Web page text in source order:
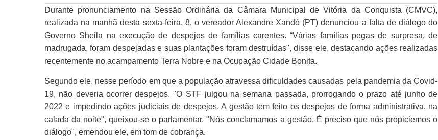
Durante pronunciamento na Sessão Ordinária da Câmara Municipal de Vitória da Conquista (CMVC),
realizada na manhã desta sexta-feira, 8, o vereador Alexandre Xandó (PT) denunciou a falta de diálogo do
Governo Sheila na execução de despejos de famílias carentes. “Várias famílias pegas de surpresa, de
madrugada, foram despejadas e suas plantações foram destruídas", disse ele, destacando ações realizadas
recentemente no acampamento Terra Nobre e na Ocupação Cidade Bonita.
Segundo ele, nesse período em que a população atravessa dificuldades causadas pela pandemia da Covid-
19, não deveria ocorrer despejos. "O STF julgou na semana passada, prorrogando o prazo até junho de
2022 e impedindo ações judiciais de despejos. A gestão tem feito os despejos de forma administrativa, na
calada da noite", queixou-se o parlamentar. "Nós conclamamos a gestão. É preciso que nós propiciemos o
diálogo", emendou ele, em tom de cobrança.